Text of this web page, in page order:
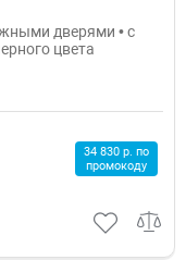
дверями • с
цвета
34 830 р. по
промокоду